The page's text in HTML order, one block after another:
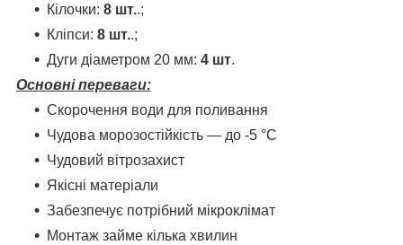
Кілочки: 8 шт..;
Кліпси: 8 шт..;
Дуги діаметром 20 мм: 4 шт.
Основні переваги:
Скорочення води для поливання
Чудова морозостійкість — до -5 °C
Чудовий вітрозахист
Якісні матеріали
Забезпечує потрібний мікроклімат
Монтаж займе кілька хвилин